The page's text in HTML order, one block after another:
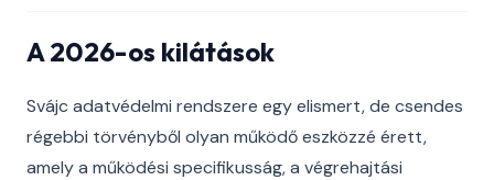
A 2026-os kilátások
Svájc adatvédelmi rendszere egy elismert, de csendes
régebbi törvényből olyan működő eszközzé érett,
amely a működési specifikusság, a végrehajtási